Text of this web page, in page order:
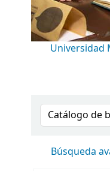
Universidad
Buscar en
Búsqueda